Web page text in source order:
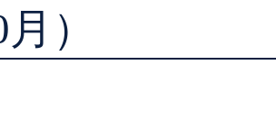
学校図書館支援サービス
）